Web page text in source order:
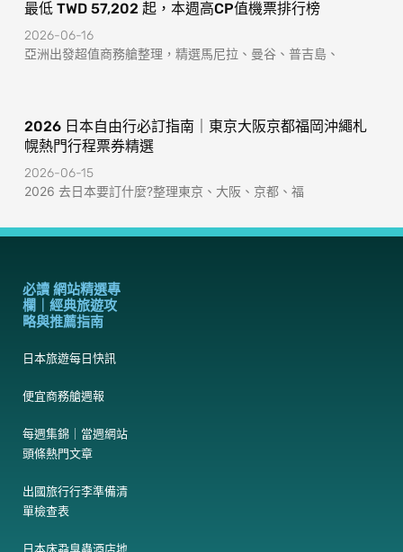
最低 TWD 57,202 起，本週高CP值機票排行榜
2026-06-16
亞洲出發超值商務艙整理，精選馬尼拉、曼谷、普吉島、
2026 日本自由行必訂指南｜東京大阪京都福岡沖繩札
幌熱門行程票券精選
2026-06-15
2026 去日本要訂什麼?整理東京、大阪、京都、福
必讀 網站精選專
欄｜經典旅遊攻
略與推薦指南
日本旅遊每日快訊
便宜商務艙週報
每週集錦｜當週網站
頭條熱門文章
出國旅行行李準備清
單檢查表
日本床蝨臭蟲酒店地